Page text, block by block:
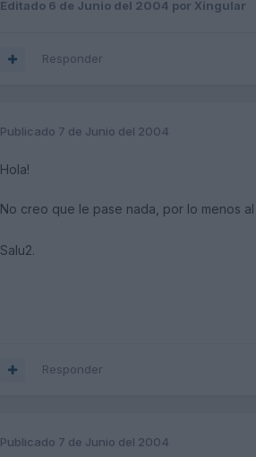
Editado 6 de Junio del 2004 por Xingular
Responder
Publicado 7 de Junio del 2004
Hola!
No creo que le pase nada, por lo menos
Salu2.
Responder
Publicado 7 de Junio del 2004